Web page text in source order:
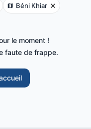
Béni Khiar
le moment !
faute de frappe.